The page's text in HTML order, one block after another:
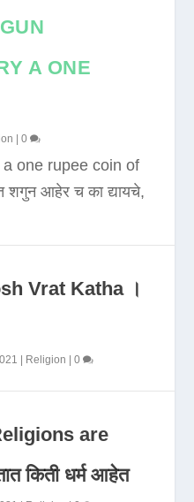
A ONE
|0
one rupee coin of
आहेर च का द्यायचे,
Vrat Katha ।
Religion |0
are
किती धर्म आहेत